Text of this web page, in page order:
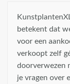
betekent dat
voor een
verkoopt zelf
doorverwezen
je vragen over